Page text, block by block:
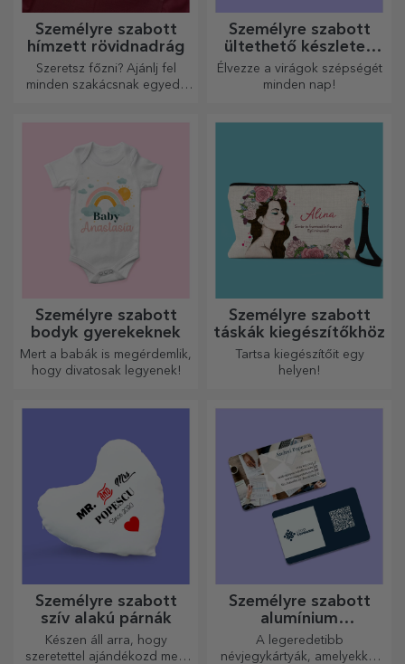
Személyre szabott
hímzett rövidnadrág
Szeretsz főzni? Ajánlj fel
minden szakácsnak egyedi,
Személyre szabott
ültethető készletek
ajándékba
Élvezze a virágok szépségét
minden nap!
Személyre szabott
bodyk gyerekeknek
Mert a babák is megérdemlik,
hogy divatosak legyenek!
Személyre szabott
táskák kiegészítőkhöz
Tartsa kiegészítőit egy
helyen!
Személyre szabott
szív alakú párnák
Készen áll arra, hogy
szeretettel ajándékozd meg
Személyre szabott
alumínium
névjegykártyák
A legeredetibb
névjegykártyák, amelyekkel